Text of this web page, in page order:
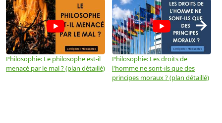
Philosophie: Le philosophe est-il
menacé par le mal ? (plan détaillé)
Philosophie: Les droits de
l'homme ne sont-ils que des
principes moraux ? (plan détaillé)
→